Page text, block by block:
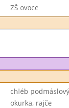
ZŠ ovoce
chléb
okurka, rajče